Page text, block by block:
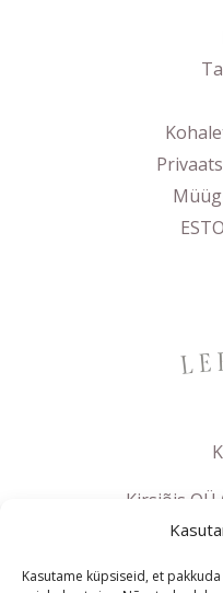
Kasutame küpsiseid, et
Kirsiõis OÜ